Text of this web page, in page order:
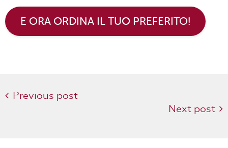
E ORA ORDINA IL TUO PREFERITO!
Previous post
Next post